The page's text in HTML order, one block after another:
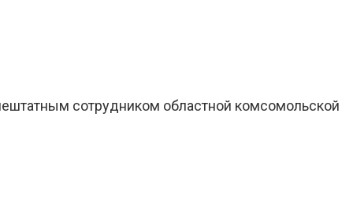
сотрудником областной комсомольской